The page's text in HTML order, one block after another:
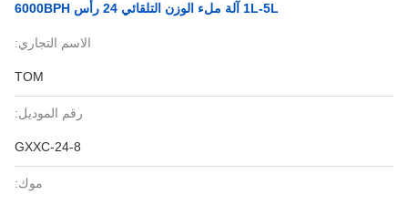
1L-5L آلة ملء الوزن التلقائي 24 رأس 6000BPH
الاسم التجاري:
TOM
رقم الموديل:
GXXC-24-8
موك: